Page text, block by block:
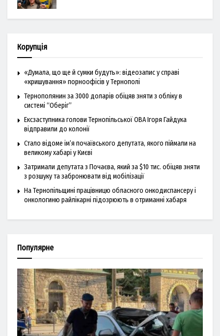
Корупція
«Думала, що ще й сумки будуть»: відеозапис у справі
«кришування» порноофісів у Тернополі
Тернополянин за 3000 доларів обіцяв зняти з обліку в
системі “Оберіг”
Ексзаступника голови Тернопільської ОВА Ігоря Гайдука
відправили до колонії
Стало відоме ім’я почаївського депутата, якого піймали на
великому хабарі у Києві
Затримали депутата з Почаєва, який за $10 тис. обіцяв зняти
з розшуку та забронювати від мобілізації
На Тернопільщині працівницю обласного онкодиспансеру і
онкологиню райлікарні підозрюють в отриманні хабаря
Популярне